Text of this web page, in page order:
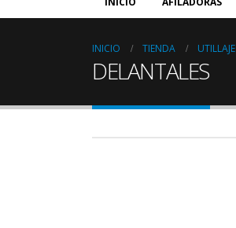
INICIO TIENDA UTILLAJE
DELANTALES